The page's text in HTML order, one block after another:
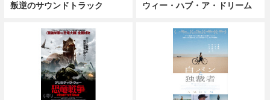
叛逆のサウンドトラック ウィー・ハブ・ア・ドリーム